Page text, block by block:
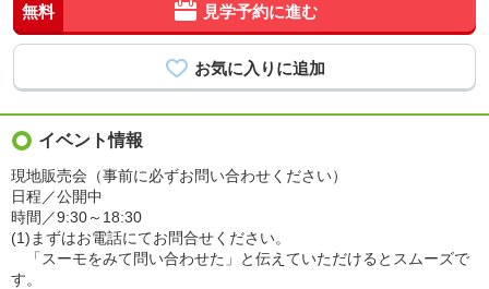
無料 見学予約に進む
イベント情報
現地販売会（事前に必ずお問い合わせください）
日程／公開中
時間／9:30～18:30
(1)まずはお電話にてお問合せください。
「スーモをみて問い合わせた」と伝えていただけるとスムーズで
す。